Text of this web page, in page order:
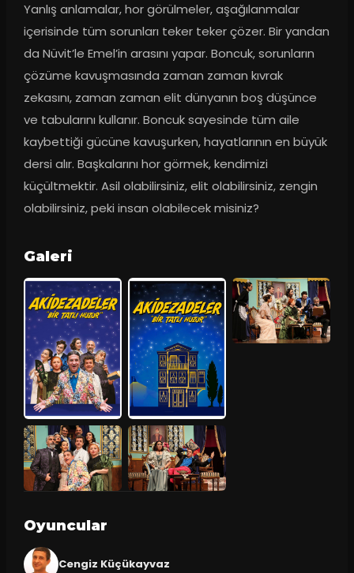
Yanlış anlamalar, hor görülmeler, aşağılanmalar
içerisinde tüm sorunları teker teker çözer. Bir yandan
da Nüvit’le Emel’in arasını yapar. Boncuk, sorunların
çözüme kavuşmasında zaman zaman kıvrak
zekasını, zaman zaman elit dünyanın boş düşünce
ve tabularını kullanır. Boncuk sayesinde tüm aile
kaybettiği gücüne kavuşurken, hayatlarının en büyük
dersi alır. Başkalarını hor görmek, kendimizi
küçültmektir. Asil olabilirsiniz, elit olabilirsiniz, zengin
olabilirsiniz, peki insan olabilecek misiniz?
Galeri
Oyuncular
Cengiz Küçükayvaz